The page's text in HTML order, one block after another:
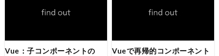
Vue：子コンポーネントの
Vueで再帰的コンポーネント